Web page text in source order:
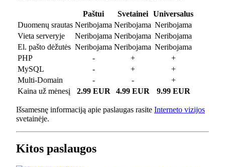
Paštui Svetainei
Universalus
Duomenų srautas Neribojama Neribojama Neribojama
Vieta serveryje
Neribojama Neribojama Neribojama
El. pašto dėžutės Neribojama Neribojama Neribojama
PHP
- +
+
MySQL
- +
+
Multi-Domain
- -
+
Kaina už mėnesį
2.99 EUR 4.99 EUR 9.99 EUR
Išsamesnę informaciją apie paslaugas rasite Interneto vizijos
svetainėje.
Kitos paslaugos